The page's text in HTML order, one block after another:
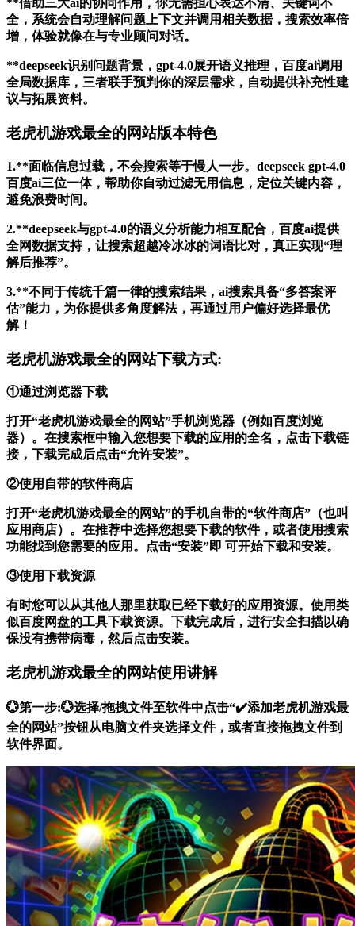
**借助三大ai的协同作用，你无需担心表达不清、关键词不
全，系统会自动理解问题上下文并调用相关数据，搜索效率倍
增，体验就像在与专业顾问对话。
**deepseek识别问题背景，gpt-4.0展开语义推理，百度ai调用
全局数据库，三者联手预判你的深层需求，自动提供补充性建
议与拓展资料。
老虎机游戏最全的网站版本特色
1.**面临信息过载，不会搜索等于慢人一步。deepseek gpt-4.0
百度ai三位一体，帮助你自动过滤无用信息，定位关键内容，
避免浪费时间。
2.**deepseek与gpt-4.0的语义分析能力相互配合，百度ai提供
全网数据支持，让搜索超越冷冰冰的词语比对，真正实现“理
解后推荐”。
3.**不同于传统千篇一律的搜索结果，ai搜索具备“多答案评
估”能力，为你提供多角度解法，再通过用户偏好选择最优
解！
老虎机游戏最全的网站下载方式:
①通过浏览器下载
打开“老虎机游戏最全的网站”手机浏览器（例如百度浏览
器）。在搜索框中输入您想要下载的应用的全名，点击下载链
接，下载完成后点击“允许安装”。
②使用自带的软件商店
打开“老虎机游戏最全的网站”的手机自带的“软件商店”（也叫
应用商店）。在推荐中选择您想要下载的软件，或者使用搜索
功能找到您需要的应用。点击“安装”即 可开始下载和安装。
③使用下载资源
有时您可以从其他人那里获取已经下载好的应用资源。使用类
似百度网盘的工具下载资源。下载完成后，进行安全扫描以确
保没有携带病毒，然后点击安装。
老虎机游戏最全的网站使用讲解
💮第一步:💮选择/拖拽文件至软件中点击“✔️添加老虎机游戏最
全的网站”按钮从电脑文件夹选择文件，或者直接拖拽文件到
软件界面。